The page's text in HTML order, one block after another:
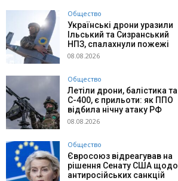
Общество
Українські дрони уразили
Ільський та Сизранський
НПЗ, спалахнули пожежі
08.08.2026
Общество
Летіли дрони, балістика та
С-400, є прильоти: як ППО
відбила нічну атаку РФ
08.08.2026
Общество
Євросоюз відреагував на
рішення Сенату США щодо
антиросійських санкцій